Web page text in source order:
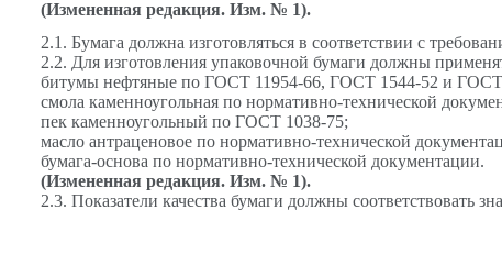
(Измененная редакция. Изм. № 1).
2.1. Бумага должна изготовляться в соответствии с
2.2. Для изготовления упаковочной бумаги должны
битумы нефтяные по ГОСТ 11954-66, ГОСТ 1544-52 и ГОСТ
смола каменноугольная по нормативно-технической
пек каменноугольный по ГОСТ 1038-75;
масло антраценовое по нормативно-технической
бумага-основа по нормативно-технической документации.
(Измененная редакция. Изм. № 1).
2.3. Показатели качества бумаги должны соответствовать